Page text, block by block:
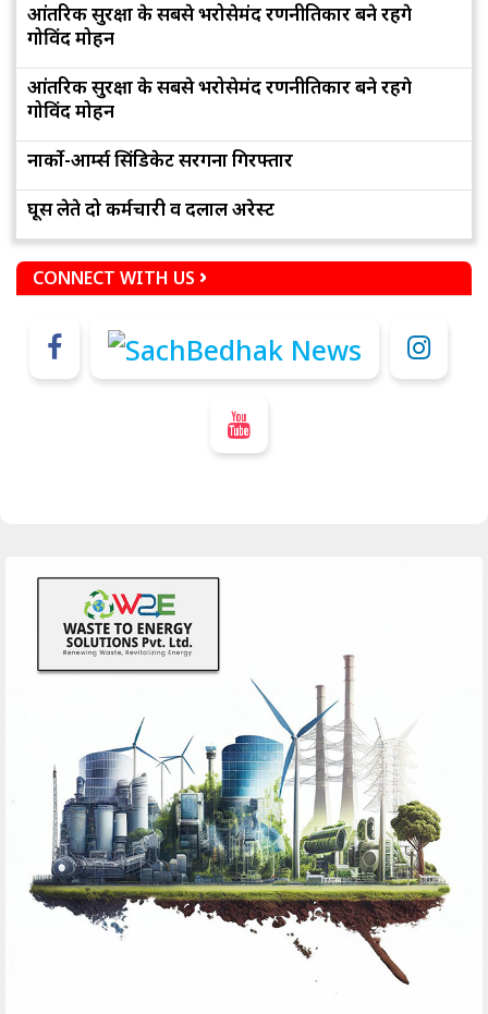
आंतरिक सुरक्षा के सबसे भरोसेमंद रणनीतिकार बने रहेंगे
गोविंद मोहन
आंतरिक सुरक्षा के सबसे भरोसेमंद रणनीतिकार बने रहेंगे
गोविंद मोहन
नार्को-आर्म्स सिंडिकेट सरगना गिरफ्तार
घूस लेते दो कर्मचारी व दलाल अरेस्ट
CONNECT WITH US